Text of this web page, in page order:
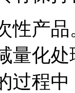
性产
量化
过程